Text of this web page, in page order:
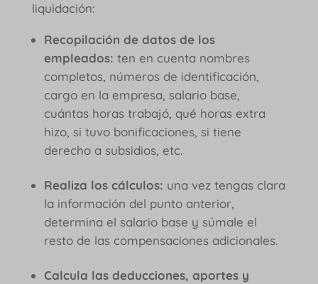
liquidación:
Recopilación de datos de los
empleados: ten en cuenta nombres
completos, números de identificación,
cargo en la empresa, salario base,
cuántas horas trabajó, qué horas extra
hizo, si tuvo bonificaciones, si tiene
derecho a subsidios, etc.
Realiza los cálculos: una vez tengas clara
la información del punto anterior,
determina el salario base y súmale el
resto de las compensaciones adicionales.
Calcula las deducciones, aportes y